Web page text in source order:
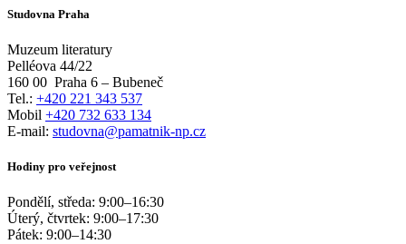
Studovna Praha
Muzeum literatury
Pelléova 44/22
160 00 Praha 6 – Bubeneč
Tel.: +420 221 343 537
Mobil +420 732 633 134
E-mail: studovna@pamatnik-np.cz
Hodiny pro veřejnost
Pondělí, středa: 9:00–16:30
Úterý, čtvrtek: 9:00–17:30
Pátek: 9:00–14:30